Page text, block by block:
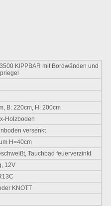
KIPPBAR mit Bordwänden und
B: 220cm, H: 200cm
Holzboden
versenkt
H=40cm
Tauchbad feuerverzinkt
12V
KNOTT